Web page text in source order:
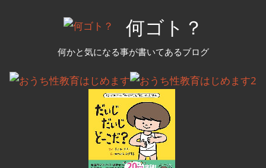
ツ
何ゴト？
何かと気になる事が書いてあるブログ